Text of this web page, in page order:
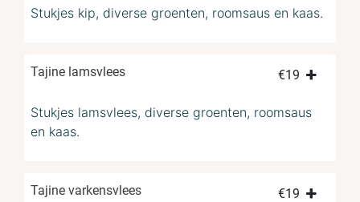
Stukjes kip, diverse groenten, roomsaus en kaas.
Tajine lamsvlees €19
Stukjes lamsvlees, diverse groenten, roomsaus
en kaas.
Tajine varkensvlees €19